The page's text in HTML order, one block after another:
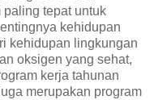
paling tepat untuk
kehidupan
kehidupan lingkungan
oksigen yang sehat,
kerja tahunan
merupakan program